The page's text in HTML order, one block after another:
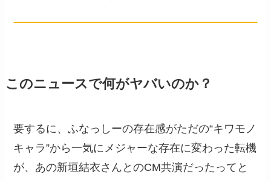
このニュースで何がヤバいのか？
要するに、ふなっしーの存在感がただの“キワモノ
キャラ”から一気にメジャーな存在に変わった転機
が、あの新垣結衣さんとのCM共演だったってと